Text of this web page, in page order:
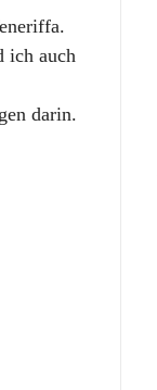
ich auch
darin.